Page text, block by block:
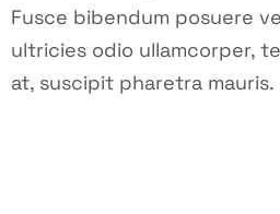
Fusce bibendum posuere
ultricies odio ullamcorper,
at, suscipit pharetra mauris.